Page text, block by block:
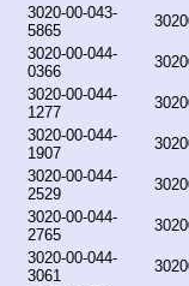
3020-00-043-
5865
3020-00-044-
0366
3020-00-044-
1277
3020-00-044-
1907
3020-00-044-
2529
3020-00-044-
2765
3020-00-044-
3061